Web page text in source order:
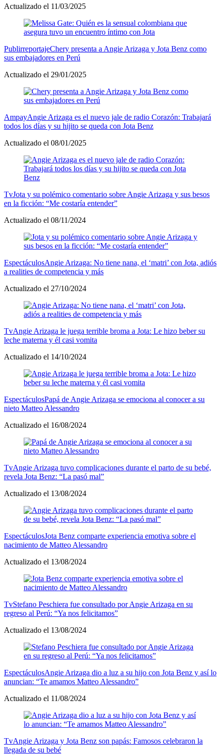
Actualizado el 11/03/2025
PublirreportajeChery presenta a Angie Arizaga y Jota Benz como
sus embajadores en Perú
Actualizado el 29/01/2025
AmpayAngie Arizaga es el nuevo jale de radio Corazón: Trabajará
todos los días y su hijito se queda con Jota Benz
Actualizado el 08/01/2025
TvJota y su polémico comentario sobre Angie Arizaga y sus besos
en la ficción: “Me costaría entender”
Actualizado el 08/11/2024
EspectáculosAngie Arizaga: No tiene nana, el ‘matri’ con Jota, adiós
a realities de competencia y más
Actualizado el 27/10/2024
TvAngie Arizaga le juega terrible broma a Jota: Le hizo beber su
leche materna y él casi vomita
Actualizado el 14/10/2024
EspectáculosPapá de Angie Arizaga se emociona al conocer a su
nieto Matteo Alessandro
Actualizado el 16/08/2024
TvAngie Arizaga tuvo complicaciones durante el parto de su bebé,
revela Jota Benz: “La pasó mal”
Actualizado el 13/08/2024
EspectáculosJota Benz comparte experiencia emotiva sobre el
nacimiento de Matteo Alessandro
Actualizado el 13/08/2024
TvStefano Peschiera fue consultado por Angie Arizaga en su
regreso al Perú: “Ya nos felicitamos”
Actualizado el 13/08/2024
EspectáculosAngie Arizaga dio a luz a su hijo con Jota Benz y así lo
anuncian: “Te amamos Matteo Alessandro”
Actualizado el 11/08/2024
TvAngie Arizaga y Jota Benz son papás: Famosos celebraron la
llegada de su bebé